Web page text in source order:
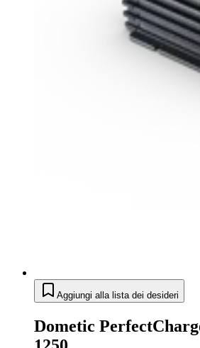
Aggiungi alla lista dei desideri
Dometic